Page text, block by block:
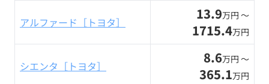
アルファード［トヨタ］ 13.9万円 〜
1715.4万円
シエンタ［トヨタ］ 8.6万円 〜
365.1万円